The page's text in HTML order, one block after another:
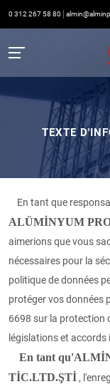
0 312 267 58 80
TEXTE
En tant que
ALÜMİNYUM
aimerions que vous
nécessaires pour la
politique de données
protéger vos données
6698 sur la protection
législations et
En tant
TİC.LTD.ŞTİ ,